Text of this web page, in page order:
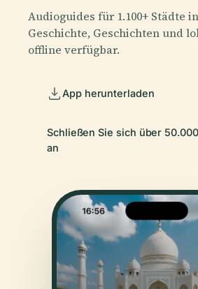
Audioguides für 1.100+ Städte
Geschichte, Geschichten und
offline verfügbar.
App herunterladen
Schließen Sie sich über
an